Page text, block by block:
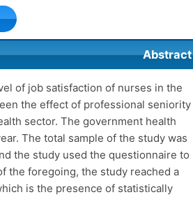
Abstract
of job satisfaction of nurses in the
the effect of professional seniority
sector. The government health
The total sample of the study was
the study used the questionnaire to
the foregoing, the study reached a
is the presence of statistically